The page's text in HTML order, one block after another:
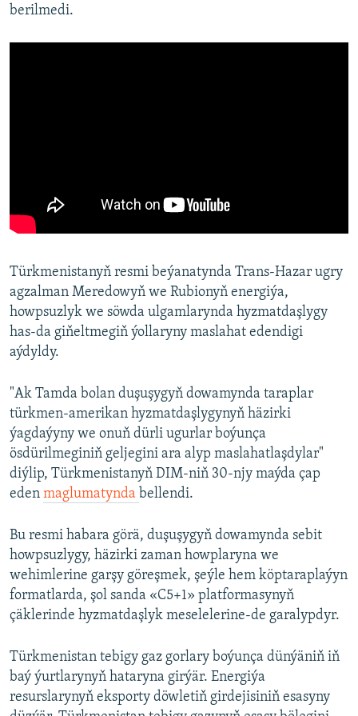
berilmedi.
Türkmenistanyň resmi beýanatynda Trans-Hazar ugry
agzalman Meredowyň we Rubionyň energiýa,
howpsuzlyk we söwda ulgamlarynda hyzmatdaşlygy
has-da giňeltmegiň ýollaryny maslahat edendigi
aýdyldy.
"Ak Tamda bolan duşuşygyň dowamynda taraplar
türkmen-amerikan hyzmatdaşlygynyň häzirki
ýagdaýyny we onuň dürli ugurlar boýunça
ösdürilmeginiň geljegini ara alyp maslahatlaşdylar"
diýlip, Türkmenistanyň DIM-niň 30-njy maýda çap
eden maglumatynda bellendi.
Bu resmi habara görä, duşuşygyň dowamynda sebit
howpsuzlygy, häzirki zaman howplaryna we
wehimlerine garşy göreşmek, şeýle hem köptaraplaýyn
formatlarda, şol sanda «C5+1» platformasynyň
çäklerinde hyzmatdaşlyk meselelerine-de garalypdyr.
Türkmenistan tebigy gaz gorlary boýunça dünýäniň iň
baý ýurtlarynyň hataryna girýär. Energiýa
resurslarynyň eksporty döwletiň girdejisiniň esasyny